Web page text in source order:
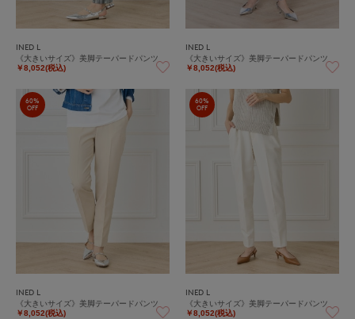
INED L
《大きいサイズ》美脚テーパードパンツ
￥8,052(税込)
INED L
《大きいサイズ》美脚テーパードパンツ
￥8,052(税込)
60%
OFF
INED L
《大きいサイズ》美脚テーパードパンツ
￥8,052(税込)
60%
OFF
INED L
《大きいサイズ》美脚テーパードパンツ
￥8,052(税込)